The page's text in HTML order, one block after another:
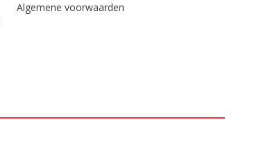
Algemene voorwaarden